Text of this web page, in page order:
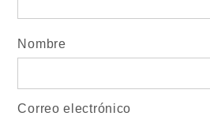
Nombre
Correo electrónico